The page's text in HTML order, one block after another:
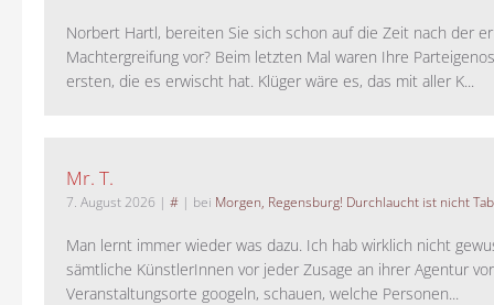
Norbert Hartl, bereiten Sie sich schon auf die Zeit nach der
Machtergreifung vor? Beim letzten Mal waren Ihre
ersten, die es erwischt hat. Klüger wäre es, das mit aller K...
Mr. T.
7. August 2026 | # | bei Morgen, Regensburg! Durchlaucht ist nicht
Man lernt immer wieder was dazu. Ich hab wirklich nicht
sämtliche KünstlerInnen vor jeder Zusage an ihrer Agentur
Veranstaltungsorte googeln, schauen, welche Personen...